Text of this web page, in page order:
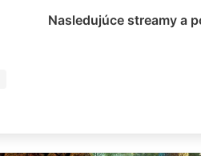
Nasledujúce streamy a